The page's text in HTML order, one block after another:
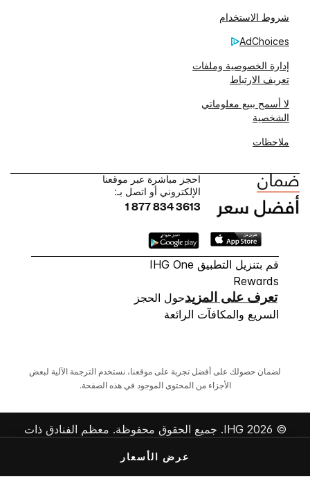
عرض الأسعار
شروط الاستخدام
AdChoices
إدارة الخصوصية وملفات
تعريف الارتباط
لا أسمح ببيع معلوماتي
الشخصية
ملاحظات
احجز مباشرة عبر موقعنا
الإلكتروني أو اتصل بـ:
1 877 834 3613
قم بتنزيل التطبيق IHG One
Rewards
تعرف على المزيدحول الحجز
السريع والمكافآت الرائعة
لضمان حصولك على أفضل تجربة على موقعنا، نستخدم الترجمة الآلية لبعض
الأجزاء من المحتوى الموجود في هذه الصفحة.
© 2026 IHG. ‫جميع الحقوق محفوظة.‬ معظم الفنادق ذات